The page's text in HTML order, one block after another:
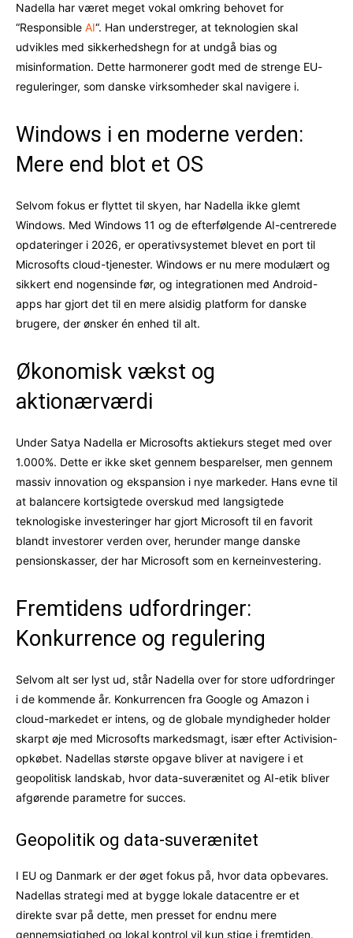
Nadella har været meget vokal omkring behovet for
“Responsible AI“. Han understreger, at teknologien skal
udvikles med sikkerhedshegn for at undgå bias og
misinformation. Dette harmonerer godt med de strenge EU-
reguleringer, som danske virksomheder skal navigere i.
Windows i en moderne verden:
Mere end blot et OS
Selvom fokus er flyttet til skyen, har Nadella ikke glemt
Windows. Med Windows 11 og de efterfølgende AI-centrerede
opdateringer i 2026, er operativsystemet blevet en port til
Microsofts cloud-tjenester. Windows er nu mere modulært og
sikkert end nogensinde før, og integrationen med Android-
apps har gjort det til en mere alsidig platform for danske
brugere, der ønsker én enhed til alt.
Økonomisk vækst og
aktionærværdi
Under Satya Nadella er Microsofts aktiekurs steget med over
1.000%. Dette er ikke sket gennem besparelser, men gennem
massiv innovation og ekspansion i nye markeder. Hans evne til
at balancere kortsigtede overskud med langsigtede
teknologiske investeringer har gjort Microsoft til en favorit
blandt investorer verden over, herunder mange danske
pensionskasser, der har Microsoft som en kerneinvestering.
Fremtidens udfordringer:
Konkurrence og regulering
Selvom alt ser lyst ud, står Nadella over for store udfordringer
i de kommende år. Konkurrencen fra Google og Amazon i
cloud-markedet er intens, og de globale myndigheder holder
skarpt øje med Microsofts markedsmagt, især efter Activision-
opkøbet. Nadellas største opgave bliver at navigere i et
geopolitisk landskab, hvor data-suverænitet og AI-etik bliver
afgørende parametre for succes.
Geopolitik og data-suverænitet
I EU og Danmark er der øget fokus på, hvor data opbevares.
Nadellas strategi med at bygge lokale datacentre er et
direkte svar på dette, men presset for endnu mere
gennemsigtighed og lokal kontrol vil kun stige i fremtiden.